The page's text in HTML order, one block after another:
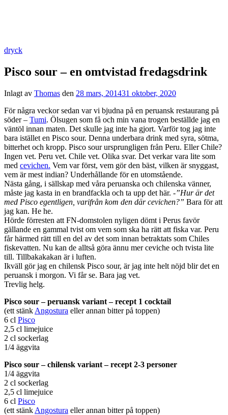
dryck
Pisco sour – en omtvistad fredagsdrink
Inlagt av Thomas den 28 mars, 201431 oktober, 2020
För några veckor sedan var vi bjudna på en peruansk restaurang på
söder – Tumi. Ölsugen som få och min vana trogen beställde jag en
väntöl innan maten. Det skulle jag inte ha gjort. Varför tog jag inte
bara istället en Pisco sour. Denna underbara drink med syra, sötma,
bitterhet och kropp. Pisco sour ursprungligen från Peru. Eller Chile?
Ingen vet. Peru vet. Chile vet. Olika svar. Det verkar vara lite som
med cevichen. Vem var först, vem gör den bäst, vilken är snyggast,
vem är mest indian? Underhållande för en utomstående.
Nästa gång, i sällskap med våra peruanska och chilenska vänner,
måste jag kasta in en brandfackla och ta upp det här. -”Hur är det
med Pisco egentligen, varifrån kom den där cevichen?” Bara för att
jag kan. He he.
Hörde förresten att FN-domstolen nyligen dömt i Perus favör
gällande en gammal tvist om vem som ska ha rätt att fiska var. Peru
får härmed rätt till en del av det som innan betraktats som Chiles
fiskevatten. Nu kan de alltså göra ännu mer ceviche och tvista lite
till. Tillbakakakan är i luften.
Ikväll gör jag en chilensk Pisco sour, är jag inte helt nöjd blir det en
peruansk i morgon. Vi får se. Bara jag vet.
Trevlig helg.
Pisco sour – peruansk variant – recept 1 cocktail
(ett stänk Angostura eller annan bitter på toppen)
6 cl Pisco
2,5 cl limejuice
2 cl sockerlag
1/4 äggvita
Pisco sour – chilensk variant – recept 2-3 personer
1/4 äggvita
2 cl sockerlag
2,5 cl limejuice
6 cl Pisco
(ett stänk Angostura eller annan bitter på toppen)